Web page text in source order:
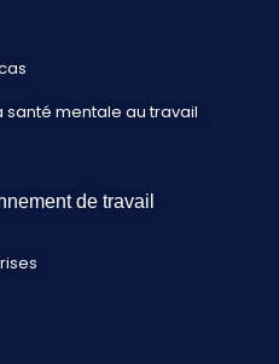
santé mentale au travail
de travail